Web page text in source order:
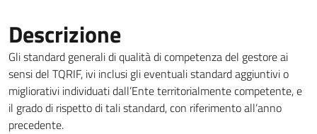
Descrizione
Gli standard generali di qualità di competenza del gestore ai
sensi del TQRIF, ivi inclusi gli eventuali standard aggiuntivi o
migliorativi individuati dall’Ente territorialmente competente, e
il grado di rispetto di tali standard, con riferimento all’anno
precedente.